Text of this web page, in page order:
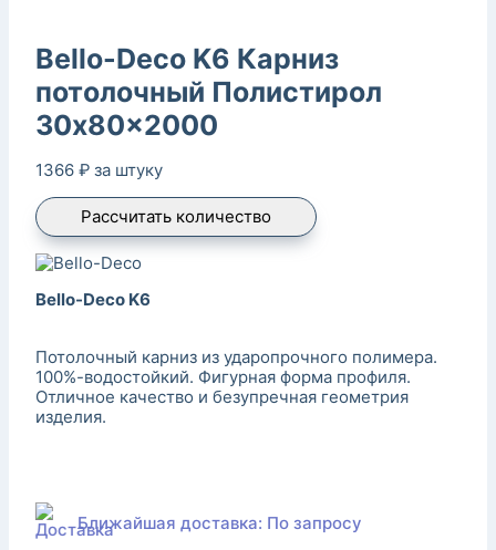
Bello-Deco K6 Карниз
потолочный Полистирол
30x80x2000
1366 ₽ за штуку
Рассчитать количество
Bello-Deco K6
Потолочный карниз из ударопрочного полимера.
100%-водостойкий. Фигурная форма профиля.
Отличное качество и безупречная геометрия
изделия.
Ближайшая доставка: По запросу